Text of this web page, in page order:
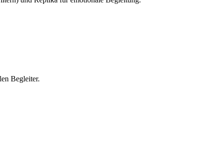
Begleiter.